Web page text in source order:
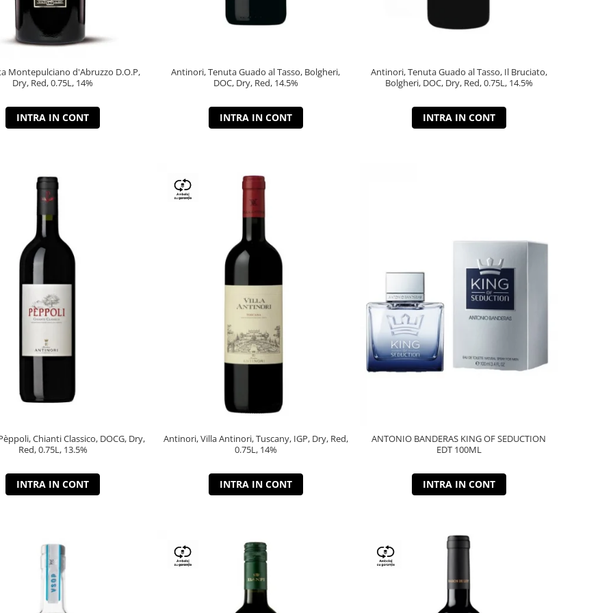
Montepulciano d'Abruzzo D.O.P,
Dry, Red, 0.75L, 14%
INTRA IN CONT
Antinori, Tenuta Guado al Tasso, Bolgheri,
DOC, Dry, Red, 14.5%
INTRA IN CONT
Antinori, Tenuta Guado al Tasso, Il Bruciato,
Bolgheri, DOC, Dry, Red, 0.75L, 14.5%
INTRA IN CONT
Chianti Classico, DOCG, Dry,
Red, 0.75L, 13.5%
INTRA IN CONT
Antinori, Villa Antinori, Tuscany, IGP, Dry, Red,
0.75L, 14%
INTRA IN CONT
ANTONIO BANDERAS KING OF SEDUCTION
EDT 100ML
INTRA IN CONT